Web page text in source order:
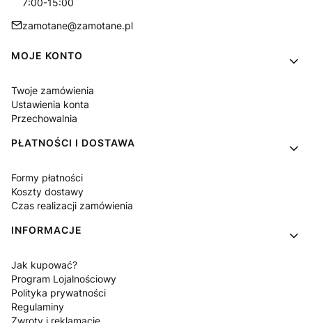
7:00-15:00
zamotane@zamotane.pl
Linki w stopce
MOJE KONTO
Twoje zamówienia
Ustawienia konta
Przechowalnia
PŁATNOŚCI I DOSTAWA
Formy płatności
Koszty dostawy
Czas realizacji zamówienia
INFORMACJE
Jak kupować?
Program Lojalnościowy
Polityka prywatności
Regulaminy
Zwroty i reklamacje